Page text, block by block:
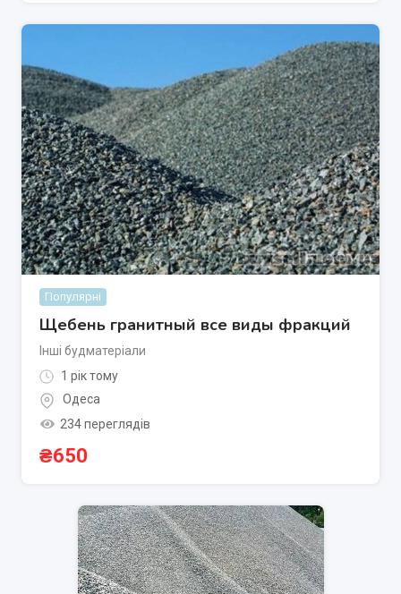
Популярні
Щебень гранитный все виды фракций
Інші будматеріали
1 рік тому
Одеса
234 переглядів
₴650